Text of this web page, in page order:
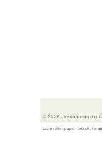
© 2026 Психология
Если тебе трудно - значит, ты